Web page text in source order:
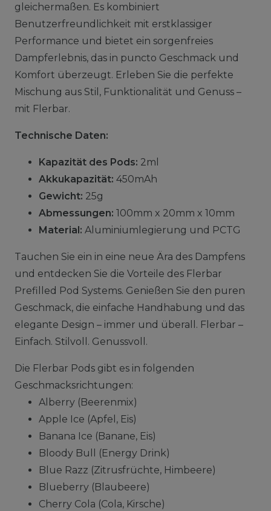
gleichermaßen. Es kombiniert
Benutzerfreundlichkeit mit erstklassiger
Performance und bietet ein sorgenfreies
Dampferlebnis, das in puncto Geschmack und
Komfort überzeugt. Erleben Sie die perfekte
Mischung aus Stil, Funktionalität und Genuss –
mit Flerbar.
Technische Daten:
Kapazität des Pods: 2ml
Akkukapazität: 450mAh
Gewicht: 25g
Abmessungen: 100mm x 20mm x 10mm
Material: Aluminiumlegierung und PCTG
Tauchen Sie ein in eine neue Ära des Dampfens
und entdecken Sie die Vorteile des Flerbar
Prefilled Pod Systems. Genießen Sie den puren
Geschmack, die einfache Handhabung und das
elegante Design – immer und überall. Flerbar –
Einfach. Stilvoll. Genussvoll.
Die Flerbar Pods gibt es in folgenden
Geschmacksrichtungen:
Alberry (Beerenmix)
Apple Ice (Apfel, Eis)
Banana Ice (Banane, Eis)
Bloody Bull (Energy Drink)
Blue Razz (Zitrusfrüchte, Himbeere)
Blueberry (Blaubeere)
Cherry Cola (Cola, Kirsche)